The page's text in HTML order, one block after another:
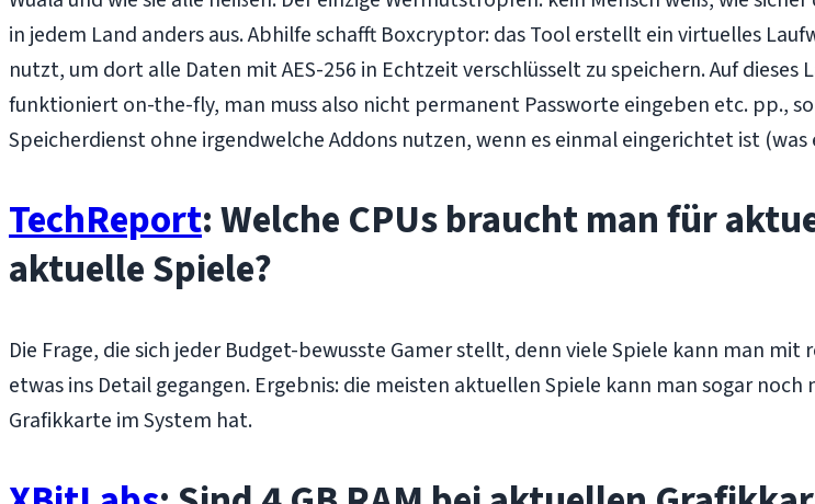
in jedem Land anders aus. Abhilfe schafft Boxcryptor: das Tool erstellt ein virtuelles
nutzt, um dort alle Daten mit AES-256 in Echtzeit verschlüsselt zu speichern. Auf
funktioniert on-the-fly, man muss also nicht permanent Passworte eingeben etc. pp.,
Speicherdienst ohne irgendwelche Addons nutzen, wenn es einmal eingerichtet ist
TechReport: Welche CPUs braucht man für
aktuelle Spiele?
Die Frage, die sich jeder Budget-bewusste Gamer stellt, denn viele Spiele kann man
etwas ins Detail gegangen. Ergebnis: die meisten aktuellen Spiele kann man sogar
Grafikkarte im System hat.